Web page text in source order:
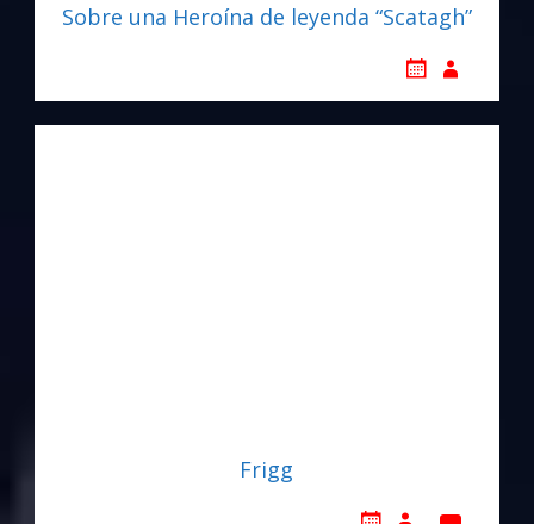
Sobre una Heroína de leyenda “Scatagh”
Frigg